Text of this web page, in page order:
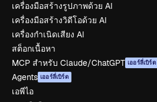
เครื่องมือสร้างรูปภาพด้วย AI
เครื่องมือสร้างวิดีโอด้วย AI
เครื่องกำเนิดเสียง AI
สต็อกเนื้อหา
MCP สำหรับ Claude/ChatGPT เออร์ลี่เบิร์ด
Agents เออร์ลี่เบิร์ด
เอพีไอ